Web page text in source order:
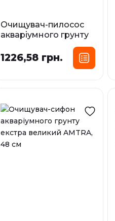
Очищувач-пилосос
акваріумного грунту
AMTRA SMART на
батарейках
1226,58 грн.